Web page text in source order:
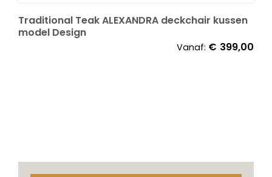
Traditional Teak ALEXANDRA deckchair kussen
model Design
Vanaf: € 399,00